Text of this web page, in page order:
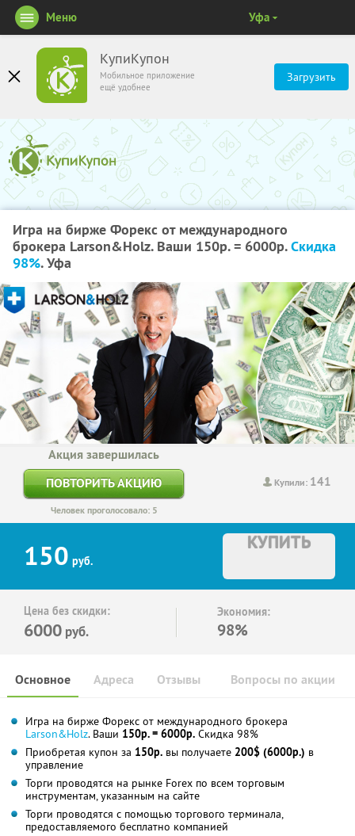
КупиКупон
Мобильное приложение
ещё удобнее
Загрузить
Меню Уфа
Игра на бирже Форекс от международного
брокера Larson&Holz. Ваши 150р. = 6000р.Скидка
98%. Уфа
Купили: 141
Акция завершилась
ПОВТОРИТЬ АКЦИЮ
Человек проголосовало: 5
150 руб.
КУПИТЬ
Цена без скидки:
6000 руб.
Экономия:
98%
Основное Отзывы Вопросы по акции
Адреса
Игра на бирже Форекс от международного брокера
Larson&Holz. Ваши 150р. = 6000р. Скидка 98%
Приобретая купон за 150р. вы получаете 200$ (6000р.) в
управление
Торги проводятся на рынке Forex по всем торговым
инструментам, указанным на сайте
Торги проводятся с помощью торгового терминала,
предоставляемого бесплатно компанией